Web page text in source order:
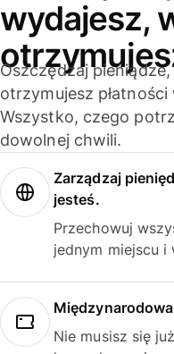
wydajesz,
Oszczędzaj
otrzymujesz
Wszystko, czego
dowolnej chwili.
Zarządzaj
jesteś.
Przechowuj
jednym miejscu i
Nie musisz się